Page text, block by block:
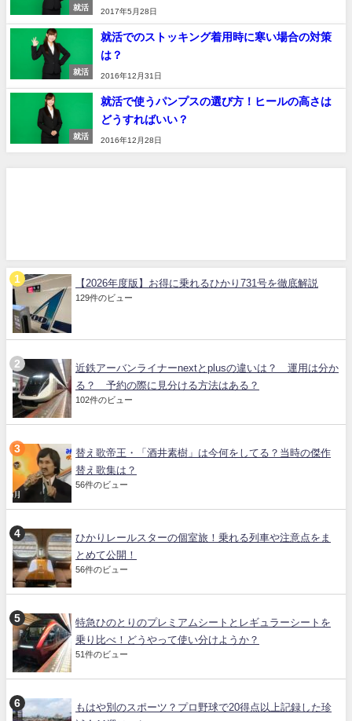
就活
2017年5月28日
就活
就活でのストッキング着用時に寒い場合の対策
は？
2016年12月31日
就活
就活で使うパンプスの選び方！ヒールの高さは
どうすればいい？
2016年12月28日
【2026年度版】お得に乗れるひかり731号を徹底解説
129件のビュー
近鉄アーバンライナーnextとplusの違いは？ 運用は分か
る？ 予約の際に見分ける方法はある？
102件のビュー
替え歌帝王・「酒井素樹」は今何をしてる？当時の傑作
替え歌集は？
56件のビュー
ひかりレールスターの個室旅！乗れる列車や注意点をま
とめて公開！
56件のビュー
特急ひのとりのプレミアムシートとレギュラーシートを
乗り比べ！どうやって使い分けようか？
51件のビュー
もはや別のスポーツ？プロ野球で20得点以上記録した珍